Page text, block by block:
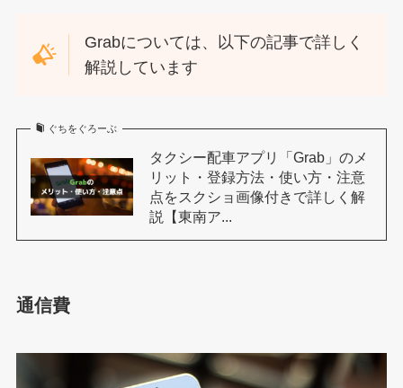
Grabについては、以下の記事で詳しく
解説しています
ぐちをぐろーぶ
タクシー配車アプリ「Grab」のメ
リット・登録方法・使い方・注意
点をスクショ画像付きで詳しく解
説【東南ア...
通信費